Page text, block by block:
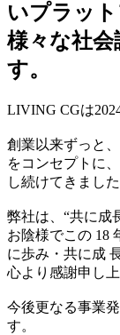
いプラッ
様々な社会
す。
LIVING CGは
創業以来ずっと
をコンセプトに
し続けてきました
弊社は、“共に成
お陰様でこの 18
に歩み・共に成
心より感謝申し上
今後更なる事業
す。